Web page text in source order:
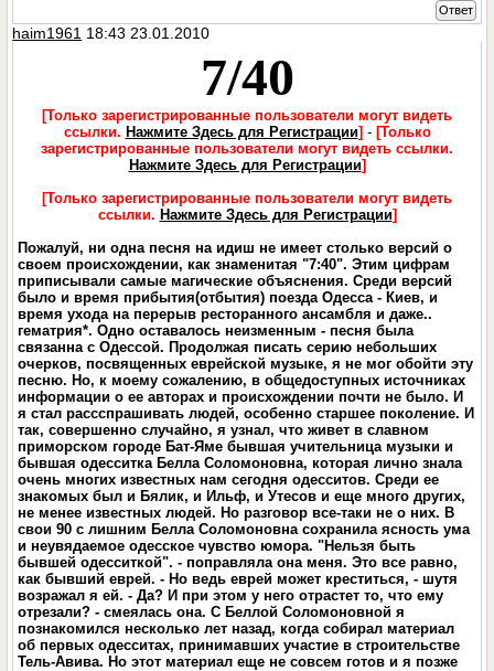
Ответ
haim1961 18:43 23.01.2010
7/40
[Только зарегистрированные пользователи могут видеть
ссылки. Нажмите Здесь для Регистрации] - [Только
зарегистрированные пользователи могут видеть ссылки.
Нажмите Здесь для Регистрации]
[Только зарегистрированные пользователи могут видеть
ссылки. Нажмите Здесь для Регистрации]
Пожалуй, ни одна песня на идиш не имеет столько версий о
своем происхождении, как знаменитая "7:40". Этим цифрам
приписывали самые магические объяснения. Среди версий
было и время прибытия(отбытия) поезда Одесса - Киев, и
время ухода на перерыв ресторанного ансамбля и даже..
гематрия*. Одно оставалось неизменным - песня была
связанна с Одессой. Продолжая писать серию небольших
очерков, посвященных еврейской музыке, я не мог обойти эту
песню. Но, к моему сожалению, в общедоступных источниках
информации о ее авторах и происхождении почти не было. И
я стал рассспрашивать людей, особенно старшее поколение. И
так, совершенно случайно, я узнал, что живет в славном
приморском городе Бат-Яме бывшая учительница музыки и
бывшая одесситка Белла Соломоновна, которая лично знала
очень многих известных нам сегодня одесситов. Среди ее
знакомых был и Бялик, и Ильф, и Утесов и еще много других,
не менее известных людей. Но разговор все-таки не о них. В
свои 90 с лишним Белла Соломоновна сохранила ясность ума
и неувядаемое одесское чувство юмора. "Нельзя быть
бывшей одесситкой". - поправляла она меня. Это все равно,
как бывший еврей. - Но ведь еврей может креститься, - шутя
возражал я ей. - Да? И при этом у него отрастет то, что ему
отрезали? - смеялась она. С Беллой Соломоновной я
познакомился несколько лет назад, когда собирал материал
об первых одесситах, принимавших участие в строительстве
Тель-Авива. Но этот материал еще не совсем готов и я позже